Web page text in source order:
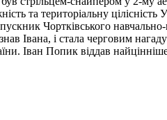
та територіальну
Чортківського навчально-
Івана, і стала черговим
Іван Попик віддав